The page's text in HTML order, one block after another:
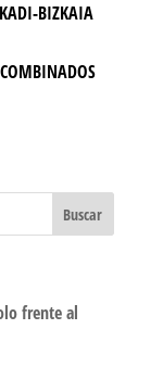
BIZKAIA
frente al